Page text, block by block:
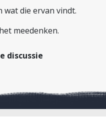
wat die ervan vindt.
meedenken.
discussie